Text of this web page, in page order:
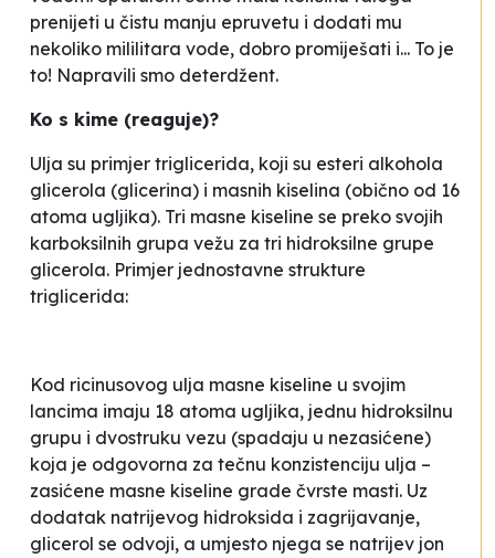
prenijeti u čistu manju epruvetu i dodati mu
nekoliko mililitara vode, dobro promiješati i... To je
to! Napravili smo deterdžent.
Ko s kime (reaguje)?
Ulja su primjer triglicerida, koji su esteri alkohola
glicerola (glicerina) i masnih kiselina (obično od 16
atoma ugljika). Tri masne kiseline se preko svojih
karboksilnih grupa vežu za tri hidroksilne grupe
glicerola. Primjer jednostavne strukture
triglicerida:
Kod ricinusovog ulja masne kiseline u svojim
lancima imaju 18 atoma ugljika, jednu hidroksilnu
grupu i dvostruku vezu (spadaju u nezasićene)
koja je odgovorna za tečnu konzistenciju ulja –
zasićene masne kiseline grade čvrste masti. Uz
dodatak natrijevog hidroksida i zagrijavanje,
glicerol se odvoji, a umjesto njega se natrijev jon